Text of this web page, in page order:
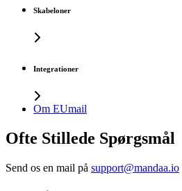
Skabeloner
Integrationer
Om EUmail
Ofte Stillede Spørgsmål
Send os en mail på support@mandaa.io